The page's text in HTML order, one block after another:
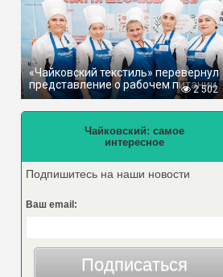
«Чайковский текстиль» перевернул
представление о рабочем питании
2 502
Чайковский: самое
интересное
Подпишитесь на наши новости
Ваш email:
Подписаться